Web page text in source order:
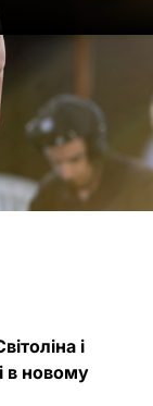
і
в новому